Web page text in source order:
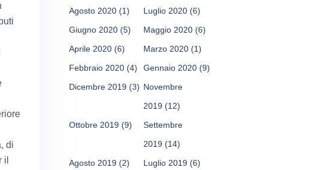
di
il
Agosto 2020 (1) Luglio 2020 (6)
Giugno 2020 (5) Maggio 2020 (6)
Aprile 2020 (6) Marzo 2020 (1)
Febbraio 2020 (4) Gennaio 2020 (9)
Dicembre 2019 (3) Novembre
2019 (12)
Ottobre 2019 (9)
Settembre
2019 (14)
Agosto 2019 (2) Luglio 2019 (6)